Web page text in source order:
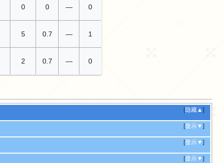
0 0 — 0
5 0.7 — 1
2 0.7 — 0
[隐藏▲]
[显示▼]
[显示▼]
[显示▼]